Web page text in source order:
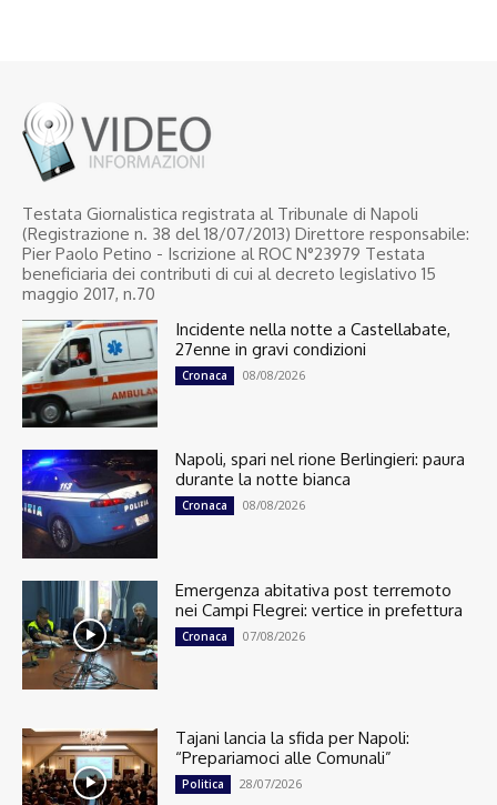
Testata Giornalistica registrata al Tribunale di Napoli
(Registrazione n. 38 del 18/07/2013) Direttore responsabile:
Pier Paolo Petino - Iscrizione al ROC N°23979 Testata
beneficiaria dei contributi di cui al decreto legislativo 15
maggio 2017, n.70
Incidente nella notte a Castellabate,
27enne in gravi condizioni
Cronaca 08/08/2026
Napoli, spari nel rione Berlingieri: paura
durante la notte bianca
Cronaca 08/08/2026
Emergenza abitativa post terremoto
nei Campi Flegrei: vertice in prefettura
Cronaca 07/08/2026
Tajani lancia la sfida per Napoli:
“Prepariamoci alle Comunali”
Politica 28/07/2026